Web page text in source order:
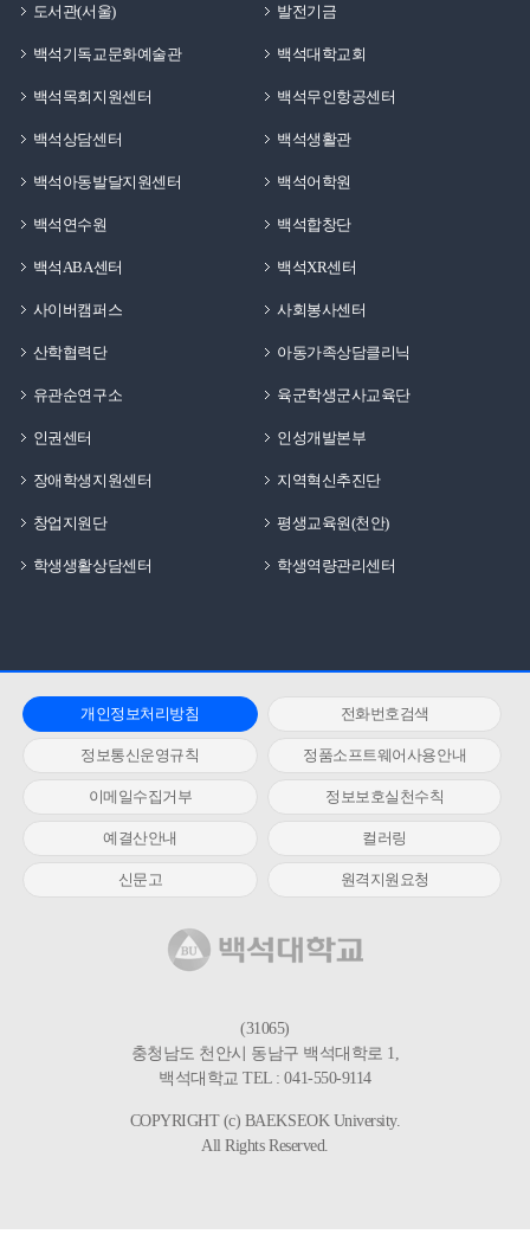
있습니다.더 많은 백녹담은?유튜브 | 백석대학교
입학관리처인스타그램 | @baekseok_univ블로그 |
백석대학교 입학관리처(평일 9시부터 18시까지 실시간
답변)백석생활관은 학생들의 안전하고 편리한 대학생활을
있습니다.백석생활관은 학생들이 학업과 생활의 균형을
이루며 성장할 수 있도록 함께하고 있습니다.백석생활관
바랍니다!
도서관(서울) 발전기금
백석기독교문화예술관 백석대학교회
백석목회지원센터 백석무인항공센터
백석상담센터 백석생활관
백석아동발달지원센터 백석어학원
백석연수원 백석합창단
백석ABA센터 백석XR센터
사이버캠퍼스 사회봉사센터
산학협력단 아동가족상담클리닉
유관순연구소 육군학생군사교육단
인권센터 인성개발본부
장애학생지원센터 지역혁신추진단
창업지원단 평생교육원(천안)
학생생활상담센터 학생역량관리센터
개인정보처리방침 전화번호검색
정보통신운영규칙 정품소프트웨어사용안내
이메일수집거부 정보보호실천수칙
예결산안내 컬러링
신문고 원격지원요청
(31065)
충청남도 천안시 동남구 백석대학로 1,
백석대학교 TEL : 041-550-9114
COPYRIGHT (c) BAEKSEOK University.
All Rights Reserved.